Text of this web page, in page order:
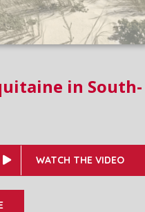
in South-
WATCH THE VIDEO